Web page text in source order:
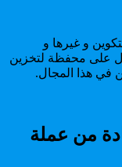
و غيرها و
على محفظة لتخزين
في هذا المجال.
من عملة